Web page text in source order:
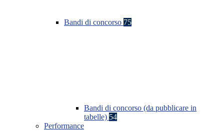
Bandi di concorso 75
Bandi di concorso (da pubblicare in
tabelle) 54
Performance